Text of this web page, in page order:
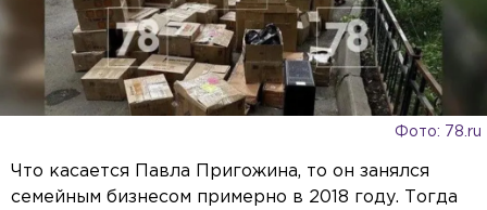
Фото: 78.ru
Что касается Павла Пригожина, то он занялся
семейным бизнесом примерно в 2018 году. Тогда